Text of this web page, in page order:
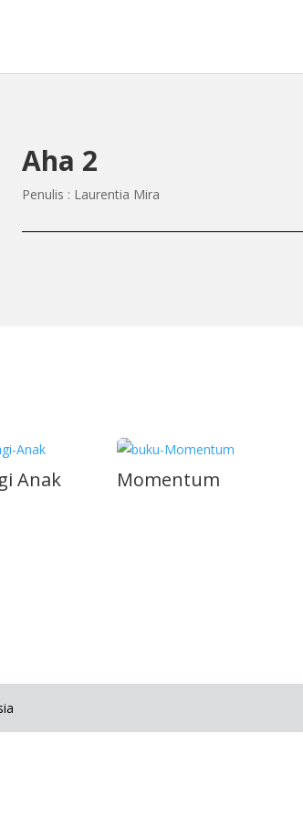
Aha 2
Penulis : Laurentia Mira
Anak Momentum